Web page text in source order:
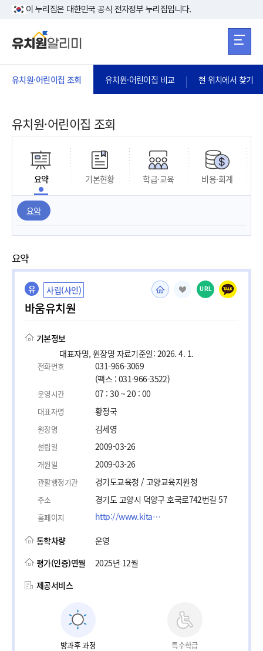
본문 바로가기
이 누리집은 대한민국 공식 전자정부 누리집입니다.
유치원·어린이집 조회 유치원·어린이집 비교 현 위치에서 찾기
유치원·어린이집 조회
요약 기본현황 학급·교육 비용·회계
요약
요약
유 사립(사인)
바움유치원
URL
기본정보
대표자명, 원장명 자료기준일: 2026. 4. 1.
전화번호
031-966-3069
(팩스 : 031-966-3522)
운영시간 07 : 30 ~ 20 : 00
대표자명 황정국
원장명 김세영
설립일 2009-03-26
개원일 2009-03-26
관할행정기관 경기도교육청 / 고양교육지원청
주소 경기도 고양시 덕양구 호국로742번길 57
홈페이지 http://www.kitabaum.com
통학차량
운영
평가(인증)연월
2025년 12월
제공서비스
방과후 과정 특수학급